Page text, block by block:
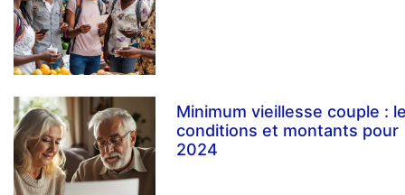
Minimum vieillesse couple :
conditions et montants pour
2024